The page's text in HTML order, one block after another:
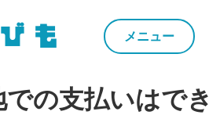
も メニュー
の支払いはでき